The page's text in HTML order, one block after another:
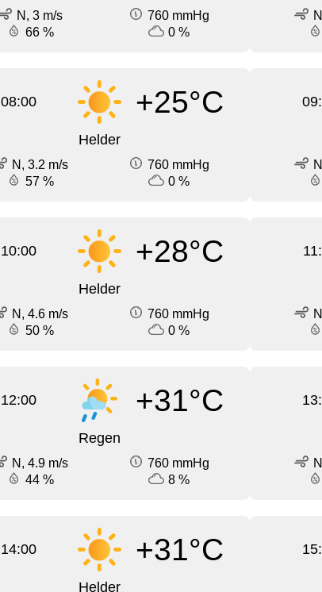
N, 3 m/s
760 mmHg
66 %
0 %
08:00 +25°C
Helder
N, 3.2 m/s
760 mmHg
57 %
0 %
10:00 +28°C
Helder
N, 4.6 m/s
760 mmHg
50 %
0 %
12:00 +31°C
Regen
N, 4.9 m/s
760 mmHg
44 %
8 %
14:00 +31°C
Helder